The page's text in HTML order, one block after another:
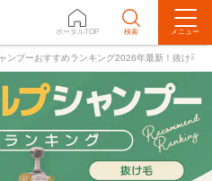
ポータルTOP 検索 メニュー
ンプーおすすめランキング2026年最新！抜け毛
キング ケア方法